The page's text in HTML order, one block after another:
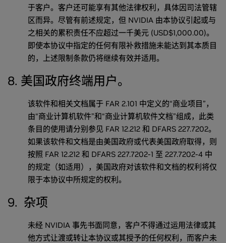
于客户。客户还可能享有其他法律权利，具体因司法管辖
区而异。尽管有前述规定，但 NVIDIA 由本协议引起或与
之相关的累积责任不应超过一千美元 (USD$1,000.00)。
即使本协议中指定的任何有限补救措施未能达到其本质目
的，上述限制条款仍将继续有效并适用。
8. 美国政府终端用户。
该软件和相关文档属于 FAR 2.101 中定义的“商业项目”，
由“商业计算机软件”和“商业计算机软件文档”组成，此类
条目的使用请分别参见 FAR 12.212 和 DFARS 227.7202。
如果该软件和文档是由美国政府或代表美国政府取得，则
按照 FAR 12.212 和 DFARS 227.7202-1 至 227.7202-4 中
的规定（如适用），美国政府对该软件和文档的权利将仅
限于本协议中所规定的权利。
9. 杂项
未经 NVIDIA 事先书面同意，客户不得通过运用法律或其
他方式让渡或转让本协议或其授予的任何权利，而客户未